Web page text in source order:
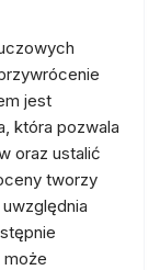
jest
która pozwala
oraz ustalić
tworzy
może